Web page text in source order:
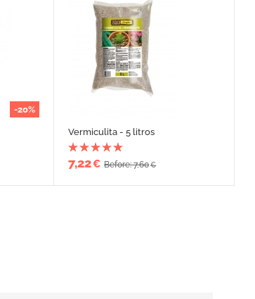
-20%
Vermiculita - 5 litros
7,22€ Before: 7,60€